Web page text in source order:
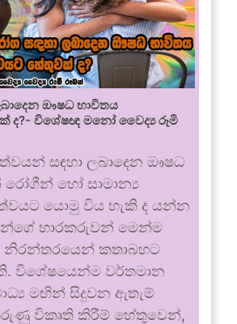
ඖෂධ භාවිතය
ද?- විශේෂඥ මනෝ වෛද්‍ය රූමි
සඳහා ලබාදෙන ඖෂධ
රෝගීන් හෝ සාමාන්‍ය
යොමු විය හැකි ද යන්න
භාරකරුවන් මෙන්ම
නිරන්තරයෙන් කතාබහට
විශේෂයෙන්ම වර්තමාන
මඟින් සිදුවන ඇතැම්
කරුණු විකෘති කිරීම් හේතුවෙන්,